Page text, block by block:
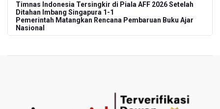
Timnas Indonesia Tersingkir di Piala AFF 2026 Setelah
Ditahan Imbang Singapura 1-1
Pemerintah Matangkan Rencana Pembaruan Buku Ajar
Nasional